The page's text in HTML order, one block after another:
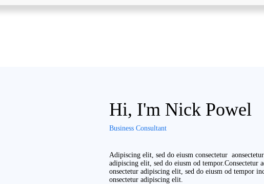
Hi, I'm Nick Powel
Business Consultant
Adipiscing elit, sed do eiusm consectetur
adipiscing elit, sed do eiusm od tempor.Consectetur
onsectetur adipiscing elit, sed do eiusm od tempor
onsectetur adipiscing elit.